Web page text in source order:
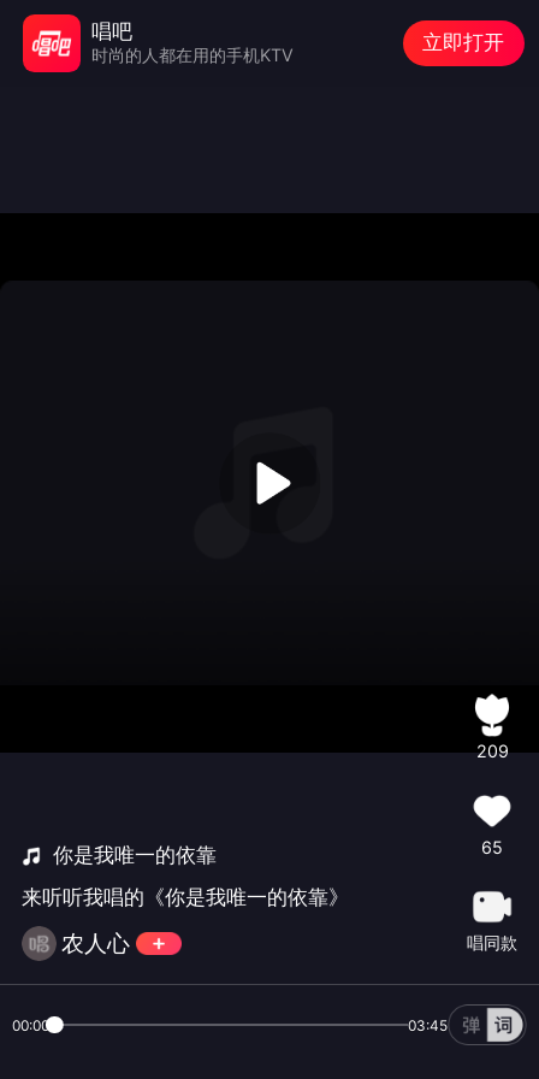
你是我唯一的依靠
来听听我唱的《你是我唯一的依靠》
农人心
209
65
唱同款
00:00 03:45
唱吧
时尚的人都在用的手机KTV
立即打开